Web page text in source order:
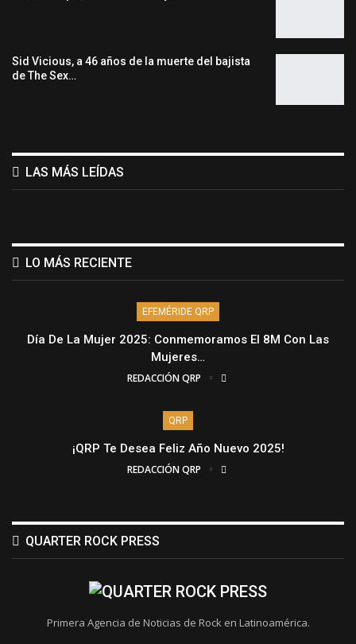
Sid Vicious, a 46 años de la muerte del bajista
de The Sex…
LAS MÁS LEÍDAS
LO MÁS RECIENTE
EFEMÉRIDE QRP
Día De La Mujer 2025: Conmemoramos El 8M Con Las
Mujeres…
REDACCIÓN QRP
QRP
¡QRP Te Desea Feliz Año Nuevo 2025!
REDACCIÓN QRP
QUARTER ROCK PRESS
Primera Agencia de Noticias de Rock en Latinoamérica.